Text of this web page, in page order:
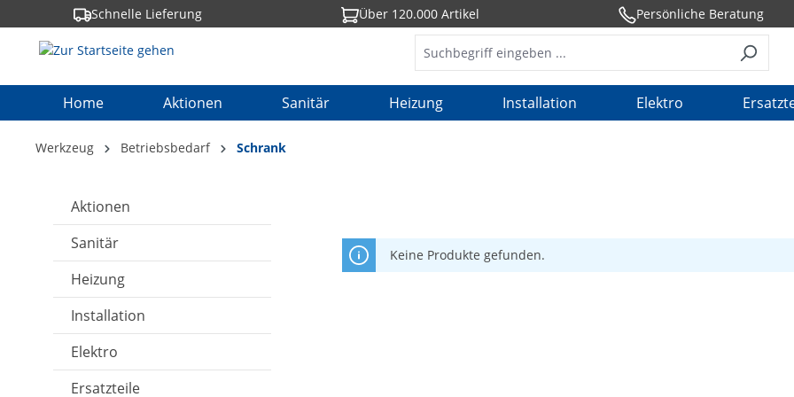
Zur Hauptnavigation springen
Schnelle Lieferung Über 120.000 Artikel Persönliche Beratung
Home Aktionen Sanitär Heizung Installation Elektro
Werkzeug Betriebsbedarf Schrank
Aktionen
Sanitär
Heizung
Installation
Elektro
Ersatzteile
Keine Produkte gefunden.